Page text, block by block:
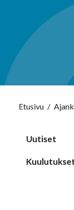
Etusivu /
Uutiset